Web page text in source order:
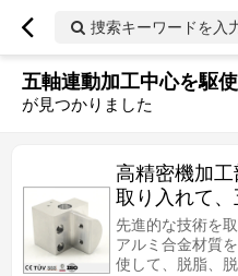
捜索キーワードを入
五軸連動加工中心を駆
が見つかりました
高精密機加
取り入れて
して、脱脂、
先進的な技術を
アルミ合金材質
使して、脱脂、